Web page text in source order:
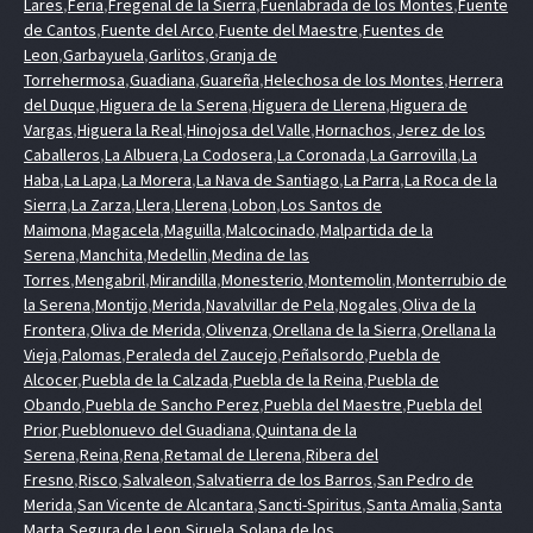
Lares,Feria,Fregenal de la Sierra,Fuenlabrada de los Montes,Fuente
de Cantos,Fuente del Arco,Fuente del Maestre,Fuentes de
Leon,Garbayuela,Garlitos,Granja de
Torrehermosa,Guadiana,Guareña,Helechosa de los Montes,Herrera
del Duque,Higuera de la Serena,Higuera de Llerena,Higuera de
Vargas,Higuera la Real,Hinojosa del Valle,Hornachos,Jerez de los
Caballeros,La Albuera,La Codosera,La Coronada,La Garrovilla,La
Haba,La Lapa,La Morera,La Nava de Santiago,La Parra,La Roca de la
Sierra,La Zarza,Llera,Llerena,Lobon,Los Santos de
Maimona,Magacela,Maguilla,Malcocinado,Malpartida de la
Serena,Manchita,Medellin,Medina de las
Torres,Mengabril,Mirandilla,Monesterio,Montemolin,Monterrubio de
la Serena,Montijo,Merida,Navalvillar de Pela,Nogales,Oliva de la
Frontera,Oliva de Merida,Olivenza,Orellana de la Sierra,Orellana la
Vieja,Palomas,Peraleda del Zaucejo,Peñalsordo,Puebla de
Alcocer,Puebla de la Calzada,Puebla de la Reina,Puebla de
Obando,Puebla de Sancho Perez,Puebla del Maestre,Puebla del
Prior,Pueblonuevo del Guadiana,Quintana de la
Serena,Reina,Rena,Retamal de Llerena,Ribera del
Fresno,Risco,Salvaleon,Salvatierra de los Barros,San Pedro de
Merida,San Vicente de Alcantara,Sancti-Spiritus,Santa Amalia,Santa